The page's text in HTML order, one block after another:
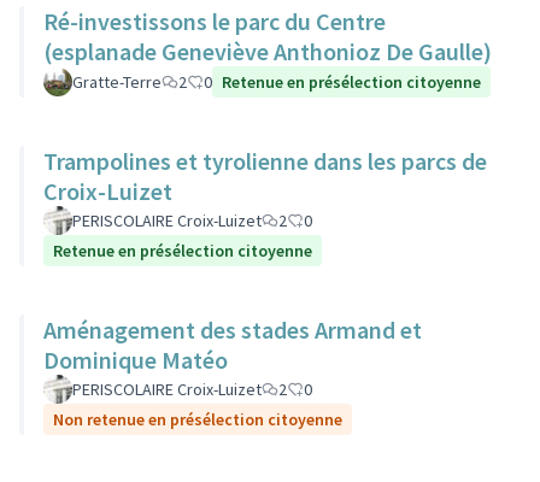
Ré-investissons le parc du Centre
(esplanade Geneviève Anthonioz De Gaulle)
Gratte-Terre 2 0 Retenue en présélection citoyenne
Trampolines et tyrolienne dans les parcs de
Croix-Luizet
PERISCOLAIRE Croix-Luizet 2
0
Retenue en présélection citoyenne
Aménagement des stades Armand et
Dominique Matéo
PERISCOLAIRE Croix-Luizet 2
0
Non retenue en présélection citoyenne